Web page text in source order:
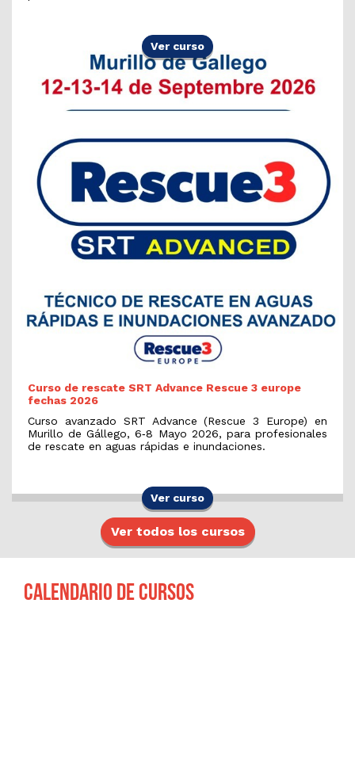
Ver curso
Curso de rescate SRT Advance Rescue 3 europe
fechas 2026
Curso avanzado SRT Advance (Rescue 3 Europe) en
Murillo de Gállego, 6‑8 Mayo 2026, para profesionales
de rescate en aguas rápidas e inundaciones.
Ver curso
Ver todos los cursos
Calendario de cursos